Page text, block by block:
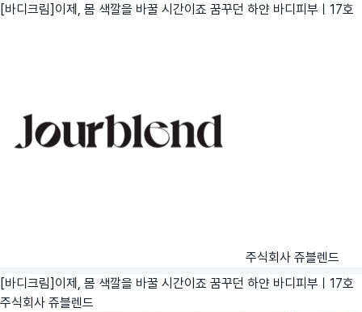
[바디크림]이제, 몸 색깔을 바꿀 시간이죠 꿈꾸던 하얀 바디피부ㅣ17호
주식회사 쥬블렌드
[바디크림]이제, 몸 색깔을 바꿀 시간이죠 꿈꾸던 하얀 바디피부ㅣ17호
주식회사 쥬블렌드